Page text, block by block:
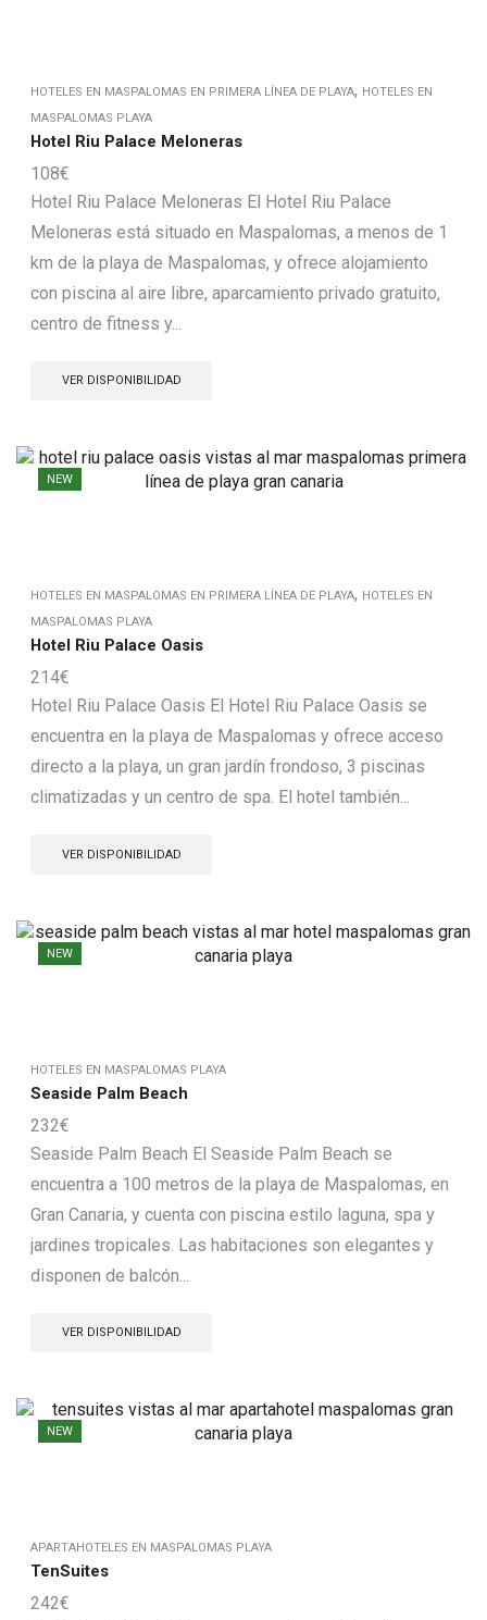
HOTELES EN MASPALOMAS EN PRIMERA LÍNEA DE PLAYA, HOTELES EN
MASPALOMAS PLAYA
Hotel Riu Palace Meloneras
108€
Hotel Riu Palace Meloneras El Hotel Riu Palace
Meloneras está situado en Maspalomas, a menos de 1
km de la playa de Maspalomas, y ofrece alojamiento
con piscina al aire libre, aparcamiento privado gratuito,
centro de fitness y...
VER DISPONIBILIDAD
NEW
HOTELES EN MASPALOMAS EN PRIMERA LÍNEA DE PLAYA, HOTELES EN
MASPALOMAS PLAYA
Hotel Riu Palace Oasis
214€
Hotel Riu Palace Oasis El Hotel Riu Palace Oasis se
encuentra en la playa de Maspalomas y ofrece acceso
directo a la playa, un gran jardín frondoso, 3 piscinas
climatizadas y un centro de spa. El hotel también...
VER DISPONIBILIDAD
NEW
HOTELES EN MASPALOMAS PLAYA
Seaside Palm Beach
232€
Seaside Palm Beach El Seaside Palm Beach se
encuentra a 100 metros de la playa de Maspalomas, en
Gran Canaria, y cuenta con piscina estilo laguna, spa y
jardines tropicales. Las habitaciones son elegantes y
disponen de balcón...
VER DISPONIBILIDAD
NEW
APARTAHOTELES EN MASPALOMAS PLAYA
TenSuites
242€